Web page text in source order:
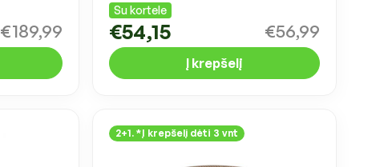
€189,99
Su kortele
€54,15 €56,99
Į krepšelį
2+1. *Į krepšelį dėti 3 vnt